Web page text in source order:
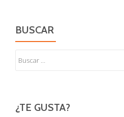
BUSCAR
¿TE GUSTA?